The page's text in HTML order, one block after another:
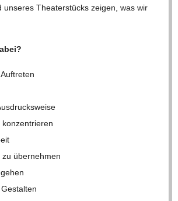
unse­res Thea­ter­stücks zei­gen, was wir
übernehmen